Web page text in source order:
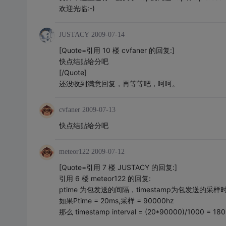
欢迎光临:-)
JUSTACY 2009-07-14
[Quote=引用 10 楼 cvfaner 的回复:]
快点结贴给分吧
[/Quote]
还没收到满意回复，再等等吧，呵呵。
cvfaner 2009-07-13
快点结贴给分吧
meteor122 2009-07-12
[Quote=引用 7 楼 JUSTACY 的回复:]
引用 6 楼 meteor122 的回复:
ptime 为包发送的间隔，timestamp为包发送的采样
如果Ptime = 20ms,采样 = 90000hz
那么 timestamp interval = (20*90000)/1000 =